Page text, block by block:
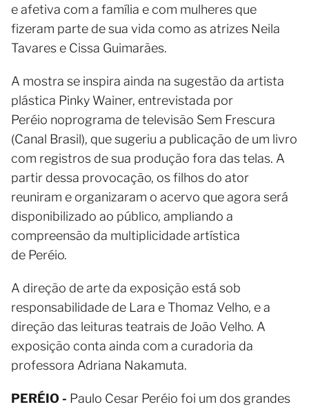
e afetiva com a família e com mulheres que
fizeram parte de sua vida como as atrizes Neila
Tavares e Cissa Guimarães.
A mostra se inspira ainda na sugestão da artista
plástica Pinky Wainer, entrevistada por
Peréio noprograma de televisão Sem Frescura
(Canal Brasil), que sugeriu a publicação de um livro
com registros de sua produção fora das telas. A
partir dessa provocação, os filhos do ator
reuniram e organizaram o acervo que agora será
disponibilizado ao público, ampliando a
compreensão da multiplicidade artística
de Peréio.
A direção de arte da exposição está sob
responsabilidade de Lara e Thomaz Velho, e a
direção das leituras teatrais de João Velho. A
exposição conta ainda com a curadoria da
professora Adriana Nakamuta.
PERÉIO - Paulo Cesar Peréio foi um dos grandes